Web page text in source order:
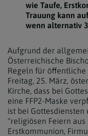
wie Taufe,
Trauung kann
wenn alternativ
Aufgrund der
Österreichische
Regeln für öffentliche
Freitag, 25. März,
Kirche, dass bei
eine FFP2-Maske
ist bei
"religiösen Feiern
Erstkommunion,